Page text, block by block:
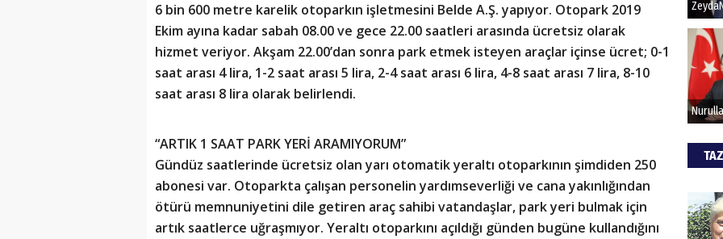
6 bin 600 metre karelik otoparkın işletmesini Belde A.Ş. yapıyor. Otopark 2019
Ekim ayına kadar sabah 08.00 ve gece 22.00 saatleri arasında ücretsiz olarak
hizmet veriyor. Akşam 22.00’dan sonra park etmek isteyen araçlar içinse ücret; 0-1
saat arası 4 lira, 1-2 saat arası 5 lira, 2-4 saat arası 6 lira, 4-8 saat arası 7 lira, 8-10
saat arası 8 lira olarak belirlendi.
“ARTIK 1 SAAT PARK YERİ ARAMIYORUM”
Gündüz saatlerinde ücretsiz olan yarı otomatik yeraltı otoparkının şimdiden 250
abonesi var. Otoparkta çalışan personelin yardımseverliği ve cana yakınlığından
ötürü memnuniyetini dile getiren araç sahibi vatandaşlar, park yeri bulmak için
artık saatlerce uğraşmıyor. Yeraltı otoparkını açıldığı günden bugüne kullandığını
Bu